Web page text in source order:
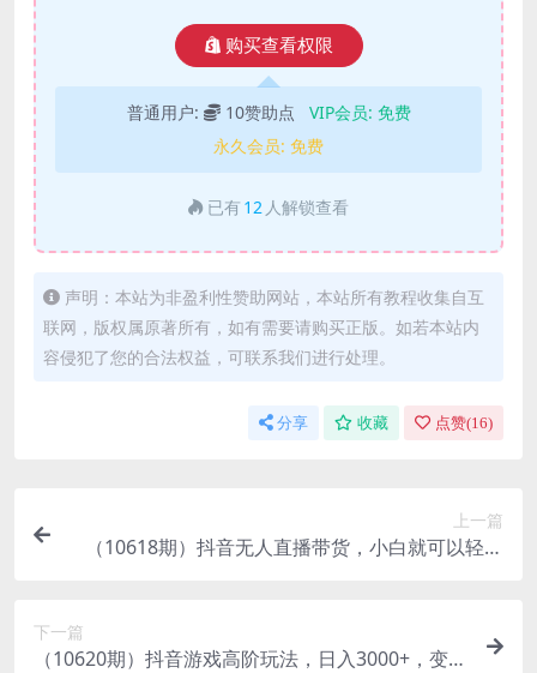
购买查看权限
普通用户: 10赞助点 VIP会员: 免费
永久会员: 免费
已有 12 人解锁查看
声明：本站为非盈利性赞助网站，本站所有教程收集自互
联网，版权属原著所有，如有需要请购买正版。如若本站内
容侵犯了您的合法权益，可联系我们进行处理。
分享 收藏 点赞(16)
上一篇
（10618期）抖音无人直播带货，小白就可以轻松
下一篇
（10620期）抖音游戏高阶玩法，日入3000+，变现